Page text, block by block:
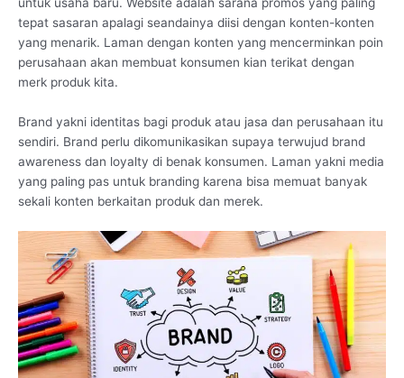
tepat sasaran apalagi seandainya diisi dengan konten-konten
yang menarik. Laman dengan konten yang mencerminkan poin
perusahaan akan membuat konsumen kian terikat dengan
merk produk kita.
Brand yakni identitas bagi produk atau jasa dan perusahaan itu
sendiri. Brand perlu dikomunikasikan supaya terwujud brand
awareness dan loyalty di benak konsumen. Laman yakni media
yang paling pas untuk branding karena bisa memuat banyak
sekali konten berkaitan produk dan merek.